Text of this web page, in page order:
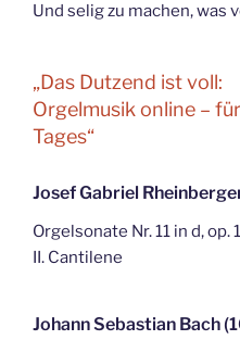
Und selig zu machen, was
„Das Dutzend ist voll:
Orgelmusik online –
Tages“
Josef Gabriel
Orgelsonate Nr. 11 in d, op.
II. Cantilene
Johann Sebastian Bach